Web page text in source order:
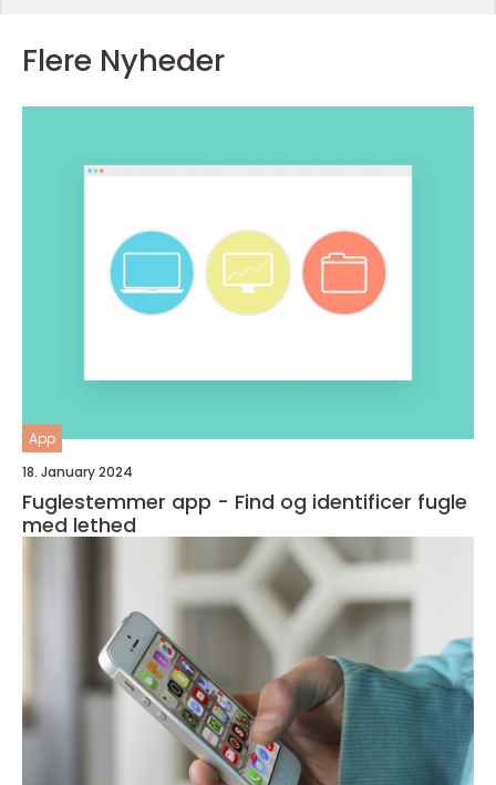
Flere Nyheder
App
18. January 2024
Fuglestemmer app - Find og identificer fugle
med lethed